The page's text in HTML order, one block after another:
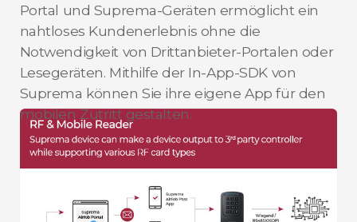
Portal und Suprema-Geräten ermöglicht ein
nahtloses Kundenerlebnis ohne die
Notwendigkeit von Drittanbieter-Portalen oder
Lesegeräten. Mithilfe der In-App-SDK von
Suprema können Sie ihre eigene App für den
mobilen Zutritt gestalten.